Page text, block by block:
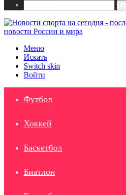
Меню
Искать
Switch skin
Войти
Футбол
Хоккей
Баскетбол
Биатлон